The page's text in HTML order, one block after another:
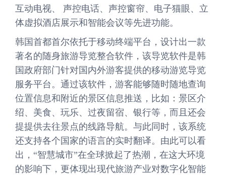
互动电视、 声控电话、声控窗帘、电子猫眼、立
体虚拟酒店展示和智能会议等先进功能。
韩国首都首尔依托于移动终端平台，设计出一款
著名的随身旅游导览整合软件，该导览软件是韩
国政府部门针对国内外游客提供的移动游览导览
服务平台。通过该软件，游客能够随时随地查询
位置信息和附近的景区信息推送，比如：景区介
绍、美食、玩乐、过夜留宿、银行等，而且还会
提提供去往景点的线路导航。与此同时，该系统
还支持各个国家的语言的实时翻译。由此可以看
出，“智慧城市”在全球掀起了热潮，在这大环境
的影响下，更体现出现代旅游产业对数字化智能